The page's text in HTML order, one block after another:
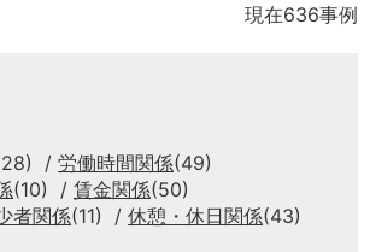
現在636事例
労働時間関係(49)
(10) 賃金関係(50)
者関係(11) 休憩・休日関係(43)